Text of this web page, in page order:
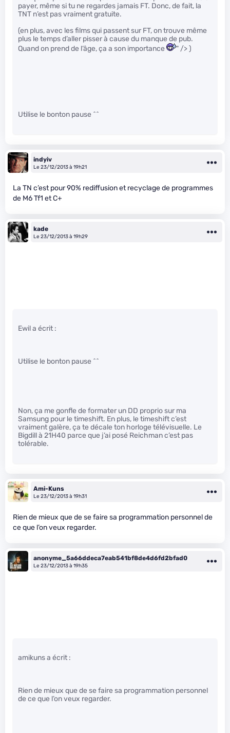
payer, même si tu ne regardes jamais FT. Donc, de fait, la
TNT n’est pas vraiment gratuite.
(en plus, avec les films qui passent sur FT, on trouve même
plus le temps d’aller pisser à cause du manque de pub.
Quand on prend de l’âge, ça a son importance
" /> )
Utilise le bonton pause ^^
indyiv
Le 23/12/2013 à 19h21
La TN c’est pour 90% rediffusion et recyclage de programmes
de M6 Tf1 et C+
kade
Le 23/12/2013 à 19h29
Ewil a écrit :
Utilise le bonton pause ^^
Non, ça me gonfle de formater un DD proprio sur ma
Samsung pour le timeshift. En plus, le timeshift c’est
vraiment galère, ça te décale ton horloge télévisuelle. Le
Bigdill à 21H40 parce que j’ai posé Reichman c’est pas
tolérable.
Ami-Kuns
Le 23/12/2013 à 19h31
Rien de mieux que de se faire sa programmation personnel de
ce que l’on veux regarder.
anonyme_5a66ddeca7eab541bf8de4d6fd2bfad0
Le 23/12/2013 à 19h35
amikuns a écrit :
Rien de mieux que de se faire sa programmation personnel
de ce que l’on veux regarder.